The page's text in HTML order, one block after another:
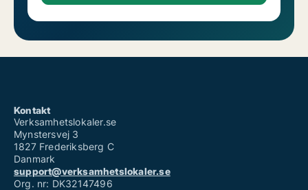
Kontakt
Verksamhetslokaler.se
Mynstersvej 3
1827 Frederiksberg C
Danmark
support@verksamhetslokaler.se
Org. nr: DK32147496